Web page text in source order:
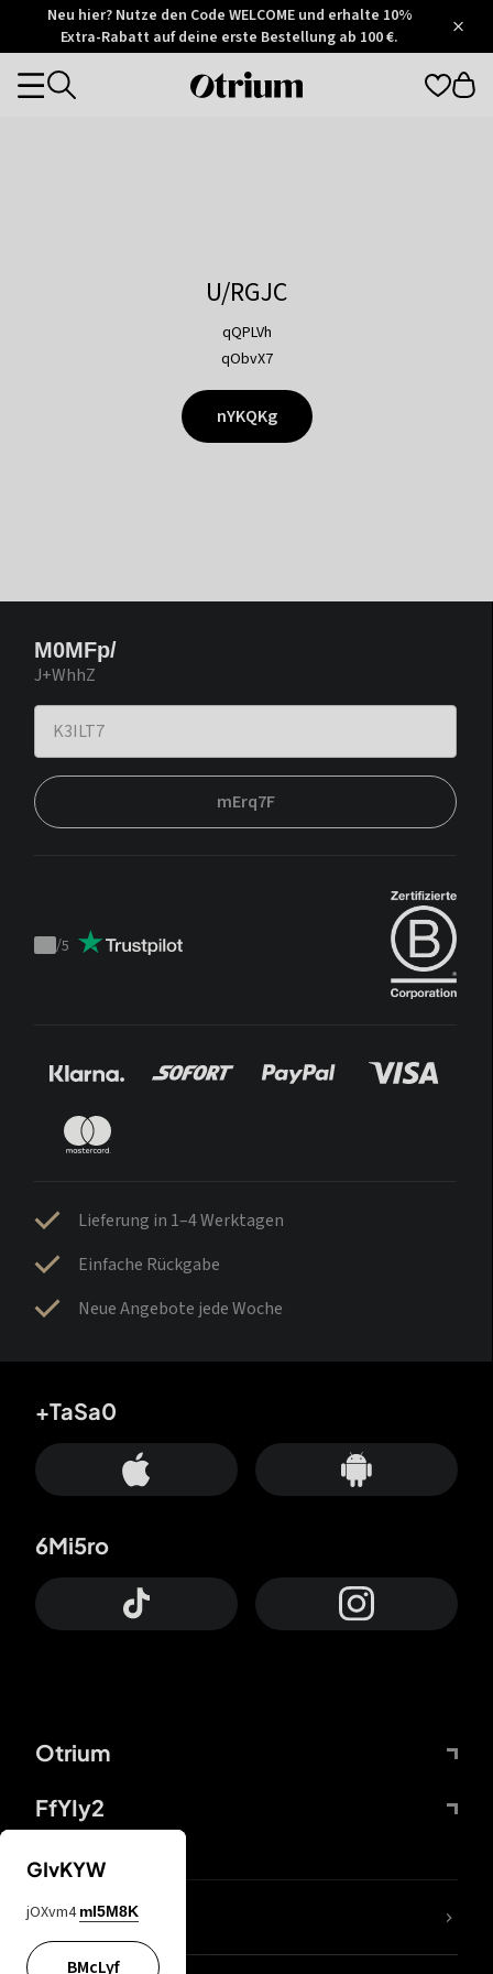
Otrium
Trustpilot
Neu hier? Nutze den Code WELCOME und erhalte 10%
Extra-Rabatt auf deine erste Bestellung ab 100 €.
Otrium
Categories
U/RGJC
qQPLVh
qObvX7
nYKQKg
M0MFp/
J+WhhZ
mErq7F
Trustpilot
/5
Lieferung in 1–4 Werktagen
Einfache Rückgabe
Neue Angebote jede Woche
Otrium
FfYIy2
+TaSa0
6Mi5ro
DDcvSo
GIvKYW
jOXvm4 mI5M8K
BMcLyf